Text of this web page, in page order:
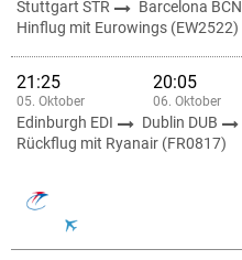
Stuttgart STR Barcelona BCN
Hinflug mit Eurowings (EW2522)
21:25
05. Oktober
20:05
06. Oktober
Edinburgh EDI Dublin DUB
Rückflug mit Ryanair (FR0817)